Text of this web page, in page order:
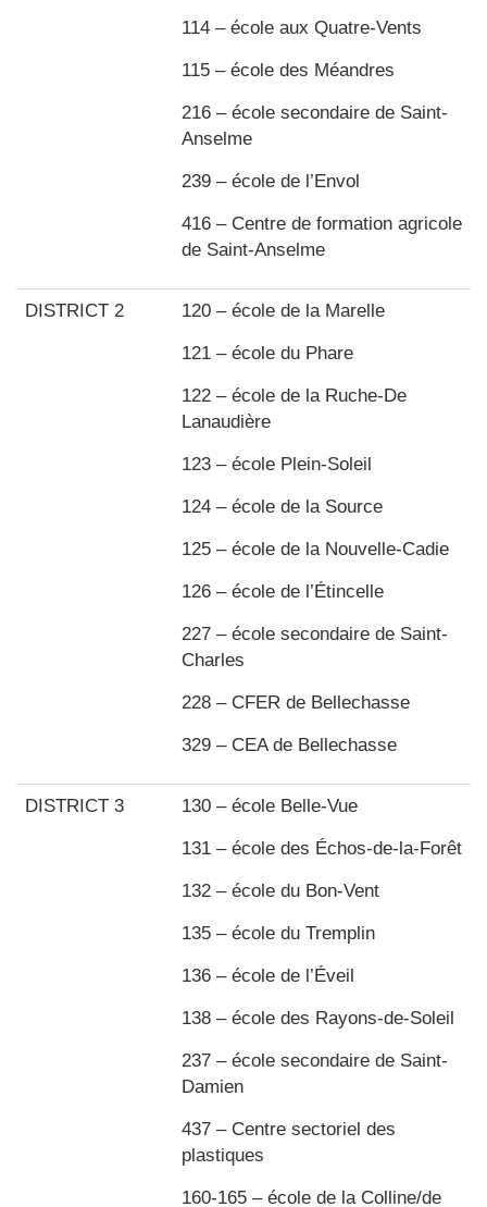
114 – école aux Quatre-Vents
115 – école des Méandres
216 – école secondaire de Saint-
Anselme
239 – école de l’Envol
416 – Centre de formation agricole
de Saint-Anselme
DISTRICT 2 120 – école de la Marelle
121 – école du Phare
122 – école de la Ruche-De
Lanaudière
123 – école Plein-Soleil
124 – école de la Source
125 – école de la Nouvelle-Cadie
126 – école de l’Étincelle
227 – école secondaire de Saint-
Charles
228 – CFER de Bellechasse
329 – CEA de Bellechasse
DISTRICT 3 130 – école Belle-Vue
131 – école des Échos-de-la-Forêt
132 – école du Bon-Vent
135 – école du Tremplin
136 – école de l’Éveil
138 – école des Rayons-de-Soleil
237 – école secondaire de Saint-
Damien
437 – Centre sectoriel des
plastiques
160-165 – école de la Colline/de